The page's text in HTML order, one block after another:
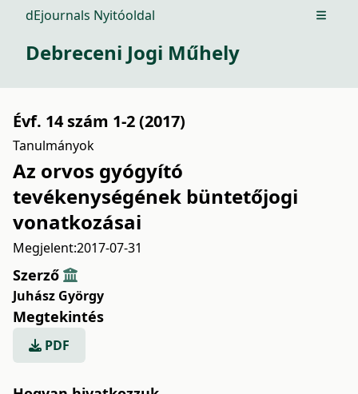
dEjournals Nyitóoldal Open
Debreceni Jogi Műhely
Évf. 14 szám 1-2 (2017)
Tanulmányok
Az orvos gyógyító
tevékenységének büntetőjogi
vonatkozásai
Megjelent:2017-07-31
Szerző
Juhász György
Megtekintés
PDF